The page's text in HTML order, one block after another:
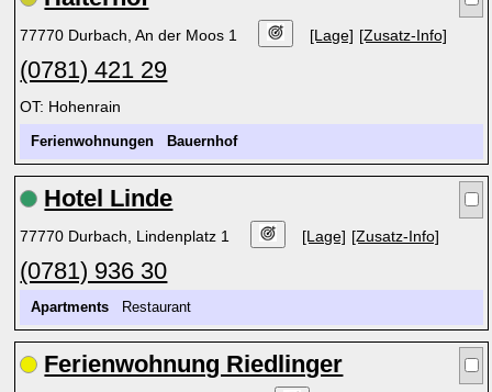
77770 Durbach, An der Moos 1 [Lage] [Zusatz-Info]
(0781) 421 29
OT: Hohenrain
Ferienwohnungen Bauernhof
Hotel Linde
77770 Durbach, Lindenplatz 1 [Lage] [Zusatz-Info]
(0781) 936 30
Apartments Restaurant
Ferienwohnung Riedlinger